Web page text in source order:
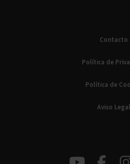
Contacto
Política de
Política de
Aviso Legal